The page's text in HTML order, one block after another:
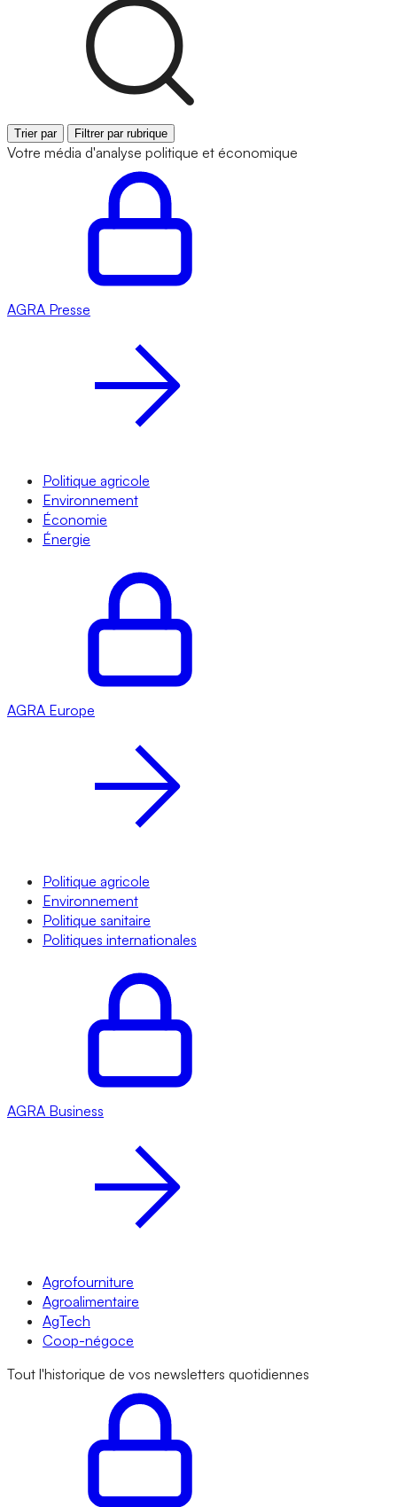
Trier par Filtrer par rubrique
Votre média d'analyse politique et économique
AGRA Presse
Politique agricole
Environnement
Économie
Énergie
AGRA Europe
Politique agricole
Environnement
Politique sanitaire
Politiques internationales
AGRA Business
Agrofourniture
Agroalimentaire
AgTech
Coop-négoce
Tout l'historique de vos newsletters quotidiennes